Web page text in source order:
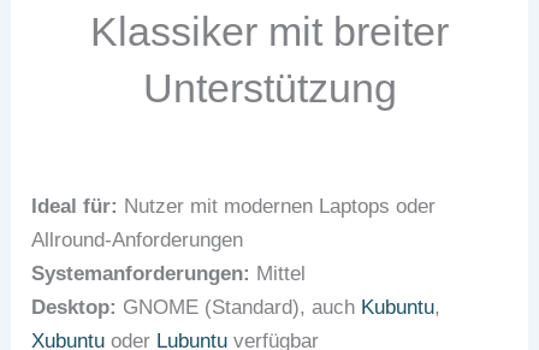
Klassiker mit breiter
Unterstützung
Ideal für: Nutzer mit modernen Laptops oder
Allround-Anforderungen
Systemanforderungen: Mittel
Desktop: GNOME (Standard), auch Kubuntu,
Xubuntu oder Lubuntu verfügbar